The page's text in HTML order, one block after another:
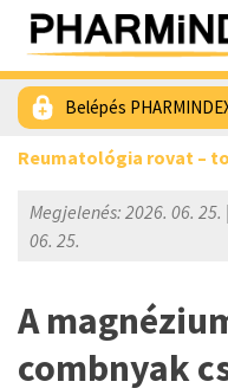
Belépés
Reumatológia rovat –
Megjelenés: 2026. 06. 25.
06. 25.
A
combnyak